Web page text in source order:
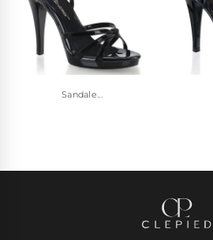
Sandale...